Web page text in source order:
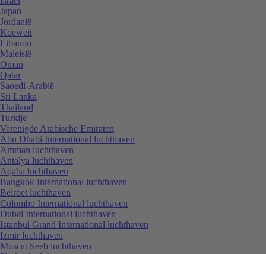
Japan
Jordanië
Koeweit
Libanon
Maleisië
Oman
Qatar
Saoedi-Arabië
Sri Lanka
Thailand
Turkije
Verenigde Arabische Emiraten
Abu Dhabi International luchthaven
Amman luchthaven
Antalya luchthaven
Aqaba luchthaven
Bangkok International luchthaven
Beiroet luchthaven
Colombo International luchthaven
Dubai International luchthaven
Istanbul Grand International luchthaven
Izmir luchthaven
Muscat Seeb luchthaven